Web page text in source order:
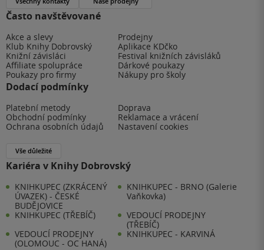
Často navštěvované
Akce a slevy
Prodejny
Klub Knihy Dobrovský
Aplikace KDčko
Knižní závisláci
Festival knižních závisláků
Affiliate spolupráce
Dárkové poukazy
Poukazy pro firmy
Nákupy pro školy
Dodací podmínky
Platební metody
Doprava
Obchodní podmínky
Reklamace a vrácení
Ochrana osobních údajů
Nastavení cookies
Vše důležité
Kariéra v Knihy Dobrovský
KNIHKUPEC (ZKRÁCENÝ
ÚVAZEK) - ČESKÉ
BUDĚJOVICE
KNIHKUPEC - BRNO (Galerie
Vaňkovka)
KNIHKUPEC (TŘEBÍČ)
VEDOUCÍ PRODEJNY
(TŘEBÍČ)
VEDOUCÍ PRODEJNY
(OLOMOUC - OC HANÁ)
KNIHKUPEC - KARVINÁ